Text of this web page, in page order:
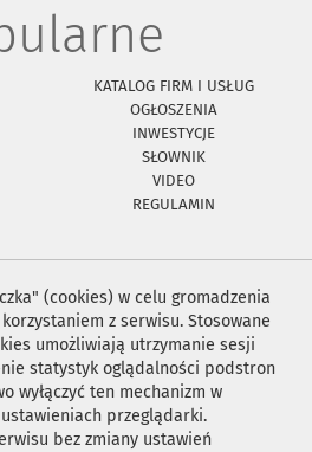
KATALOG FIRM I USŁUG
OGŁOSZENIA
INWESTYCJE
SŁOWNIK
VIDEO
REGULAMIN
(cookies) w celu gromadzenia
z serwisu. Stosowane
umożliwiają utrzymanie sesji
statystyk oglądalności podstron
wyłączyć ten mechanizm w
przeglądarki.
bez zmiany ustawień